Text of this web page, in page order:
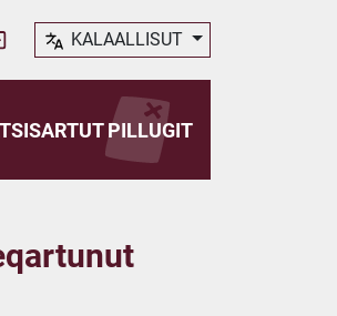
KALAALLISUT
PILLUGIT